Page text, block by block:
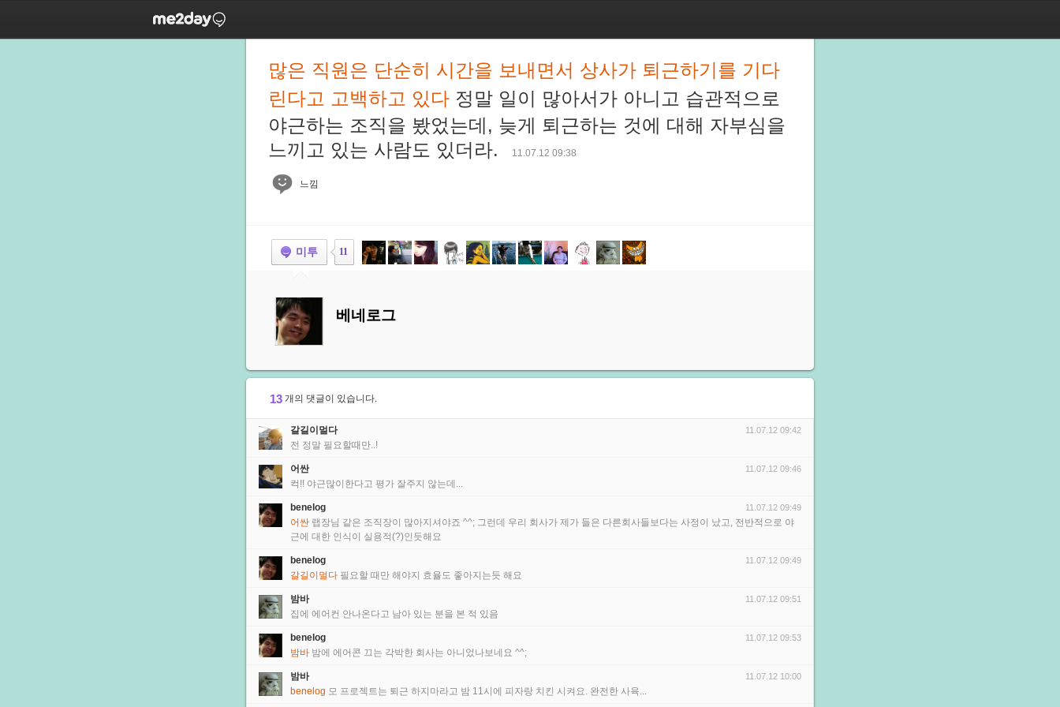
많은 직원은 단순히 시간을 보내면서 상사가 퇴근하기를 기다
린다고 고백하고 있다 정말 일이 많아서가 아니고 습관적으로
야근하는 조직을 봤었는데, 늦게 퇴근하는 것에 대해 자부심을
느끼고 있는 사람도 있더라.
11.07.12 09:38
느낌
미투 11
베네로그
13 개의 댓글이 있습니다.
갈길이멀다
전 정말 필요할때만..!
11.07.12 09:42
어싼
컥!! 야근많이한다고 평가 잘주지 않는데...
11.07.12 09:46
benelog
어싼 랩장님 같은 조직장이 많아지셔야죠 ^^; 그런데 우리 회사가 제가 들은 다른회사들보다는 사정이 났고, 전반적으로 야
근에 대한 인식이 실용적(?)인듯해요
11.07.12 09:49
benelog
갈길이멀다 필요할 때만 해야지 효율도 좋아지는듯 해요
11.07.12 09:49
밤바
집에 에어컨 안나온다고 남아 있는 분을 본 적 있음
11.07.12 09:51
benelog
밤바 밤에 에어콘 끄는 각박한 회사는 아니었나보네요 ^^;
11.07.12 09:53
밤바
benelog 모 프로젝트는 퇴근 하지마라고 밤 11시에 피자랑 치킨 시켜요. 완전한 사육...
11.07.12 10:00